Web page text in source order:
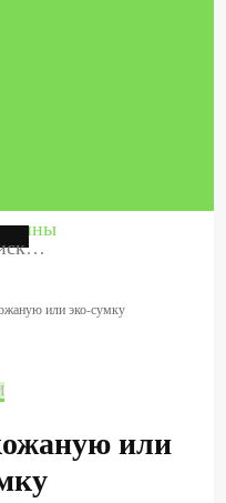
и счастливой женщиной
или эко-сумку
или